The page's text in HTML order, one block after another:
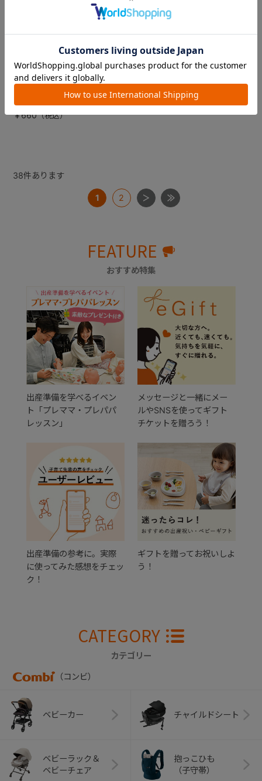
はじめておはし／ベビーレー
ベル マッシャー＆ミニおに
ぎりスプーン 専用ケース
※スプーンを入れるケースのみ
￥660
ベビーレーベル はじめてサ
ポートおはし サポーター
（レーベルネーブル）
38件あります
1 2
FEATURE
おすすめ特集
出産準備を学べるイベン
ト「プレママ・プレパパ
レッスン」
メッセージと一緒にメー
ルやSNSを使ってギフト
チケットを贈ろう！
出産準備の参考に。実際
に使ってみた感想をチェッ
ク！
ギフトを贈ってお祝いしよ
う！
CATEGORY
カテゴリー
（コンビ）
ベビーカー チャイルドシート
ベビーラック＆
ベビーチェア
抱っこひも
（子守帯）